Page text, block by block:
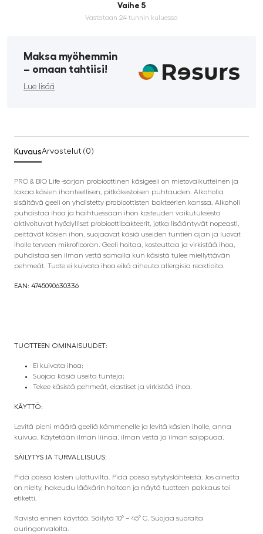
Vaihe 5
Vastataan 24 tunnin kuluessa
Maksa myöhemmin
­– omaan tahtiisi!
Lue lisää
KuvausArvostelut (0)
PRO & BIO Life -sarjan probioottinen käsigeeli on mietovaikutteinen ja
takaa käsien ihanteellisen, pitkäkestoisen puhtauden. Alkoholia
sisältävä geeli on yhdistetty probioottisten bakteerien kanssa. Alkoholi
puhdistaa ihoa ja haihtuessaan ihon kosteuden vaikutuksesta
aktivoituvat hyödylliset probioottibakteerit, jotka lisääntyvät nopeasti,
peittävät käsien ihon, suojaavat käsiä useiden tuntien ajan ja luovat
iholle terveen mikroflooran. Geeli hoitaa, kosteuttaa ja virkistää ihoa,
puhdistaa sen ilman vettä samalla kun käsistä tulee miellyttävän
pehmeät. Tuote ei kuivata ihoa eikä aiheuta allergisia reaktioita.
EAN: 4745090630336
TUOTTEEN OMINAISUUDET:
Ei kuivata ihoa;
Suojaa käsiä useita tunteja;
Tekee käsistä pehmeät, elastiset ja virkistää ihoa.
KÄYTTÖ:
Levitä pieni määrä geeliä kämmenelle ja levitä käsien iholle, anna
kuivua. Käytetään ilman liinaa, ilman vettä ja ilman saippuaa.
SÄILYTYS JA TURVALLISUUS:
Pidä poissa lasten ulottuvilta. Pidä poissa sytytyslähteistä. Jos ainetta
on nielty, hakeudu lääkärin hoitoon ja näytä tuotteen pakkaus tai
etiketti.
Ravista ennen käyttöä. Säilytä 10° – 45° C. Suojaa suoralta
auringonvalolta.